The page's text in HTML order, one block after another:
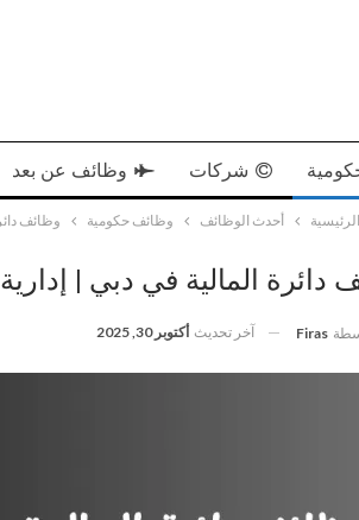
شركات وظائف عن بعد
أحدث الوظائف وظائف حكومية وظائف
المالية في دبي | إدارية
Firas آخر تحديث أكتوبر 30, 2025